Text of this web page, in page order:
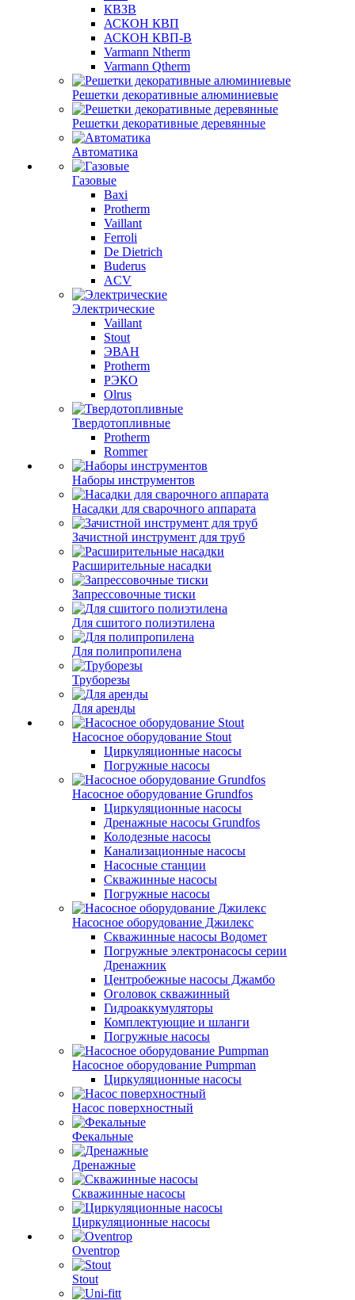
КВЗВ
АСКОН КВП
АСКОН КВП-В
Varmann Ntherm
Varmann Qtherm
Решетки декоративные алюминиевые
Решетки декоративные деревянные
Автоматика
Газовые
Baxi
Protherm
Vaillant
Ferroli
De Dietrich
Buderus
ACV
Электрические
Vaillant
Stout
ЭВАН
Protherm
РЭКО
Olrus
Твердотопливные
Protherm
Rommer
Наборы инструментов
Насадки для сварочного аппарата
Зачистной инструмент для труб
Расширительные насадки
Запрессовочные тиски
Для сшитого полиэтилена
Для полипропилена
Труборезы
Для аренды
Насосное оборудование Stout
Циркуляционные насосы
Погружные насосы
Насосное оборудование Grundfos
Циркуляционные насосы
Дренажные насосы Grundfos
Колодезные насосы
Канализационные насосы
Насосные станции
Скважинные насосы
Погружные насосы
Насосное оборудование Джилекс
Скважинные насосы Водомет
Погружные электронасосы серии
Дренажник
Центробежные насосы Джамбо
Оголовок скважинный
Гидроаккумуляторы
Комплектующие и шланги
Погружные насосы
Насосное оборудование Pumpman
Циркуляционные насосы
Насос поверхностный
Фекальные
Дренажные
Скважинные насосы
Циркуляционные насосы
Oventrop
Stout